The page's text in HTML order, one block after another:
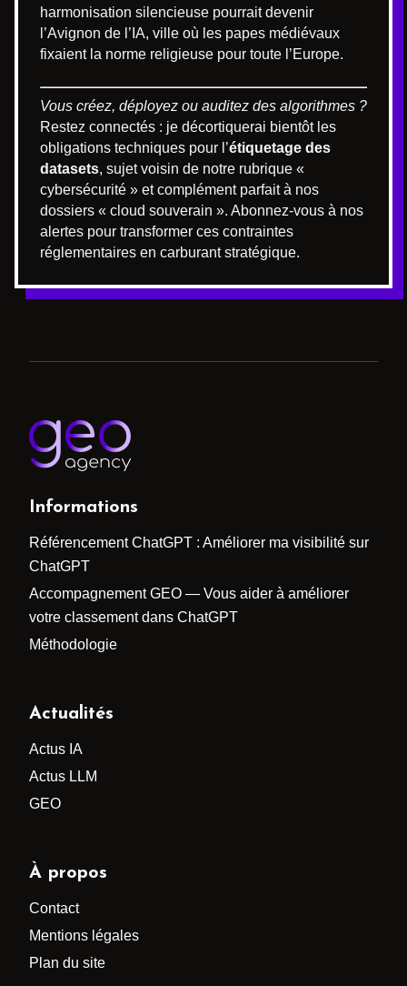
harmonisation silencieuse pourrait devenir
l’Avignon de l’IA, ville où les papes médiévaux
fixaient la norme religieuse pour toute l’Europe.
Vous créez, déployez ou auditez des algorithmes ?
Restez connectés : je décortiquerai bientôt les
obligations techniques pour l’étiquetage des
datasets, sujet voisin de notre rubrique «
cybersécurité » et complément parfait à nos
dossiers « cloud souverain ». Abonnez-vous à nos
alertes pour transformer ces contraintes
réglementaires en carburant stratégique.
Informations
Référencement ChatGPT : Améliorer ma visibilité sur
ChatGPT
Accompagnement GEO — Vous aider à améliorer
votre classement dans ChatGPT
Méthodologie
Actualités
Actus IA
Actus LLM
GEO
À propos
Contact
Mentions légales
Plan du site